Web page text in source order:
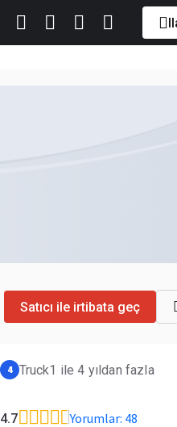
Satıcı ile irtibata geç
4 Truck1 ile 4 yıldan fazla
4.7 Yorumlar: 48